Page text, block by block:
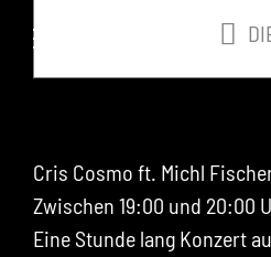
Cris Cosmo ft. Michl
Zwischen 19:00 und 20:00
Eine Stunde lang Konzert